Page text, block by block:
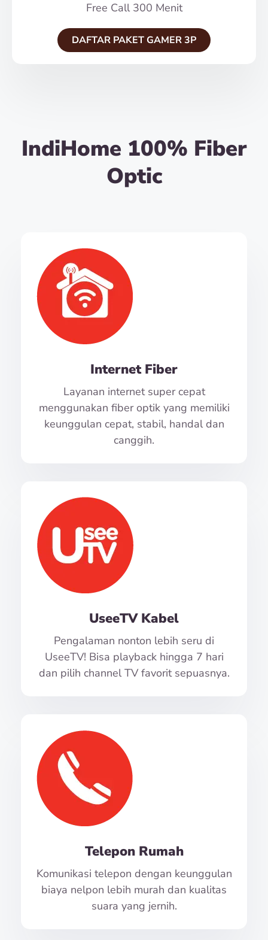
Free Call 300 Menit
DAFTAR PAKET GAMER 3P
IndiHome 100% Fiber
Optic
Internet Fiber
Layanan internet super cepat
menggunakan fiber optik yang memiliki
keunggulan cepat, stabil, handal dan
canggih.
UseeTV Kabel
Pengalaman nonton lebih seru di
UseeTV! Bisa playback hingga 7 hari
dan pilih channel TV favorit sepuasnya.
Telepon Rumah
Komunikasi telepon dengan keunggulan
biaya nelpon lebih murah dan kualitas
suara yang jernih.